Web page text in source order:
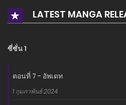
ซินกินมนุษย์และหัวใจของพวกเขาด้วย
แนะนำโดยย่อ: Li Yunxin เป็นทั้งมนุษย์
LATEST MANGA
ซี่ซั่น 1
ตอนที่ 7 - อัพเดท
1 กุมภาพันธ์ 2024